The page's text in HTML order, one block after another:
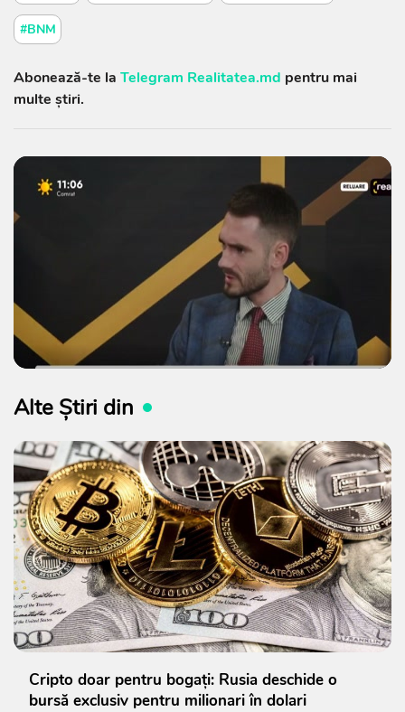
#BNM
Abonează-te la Telegram Realitatea.md pentru mai
multe știri.
Alte Știri din
Cripto doar pentru bogați: Rusia deschide o
bursă exclusiv pentru milionari în dolari